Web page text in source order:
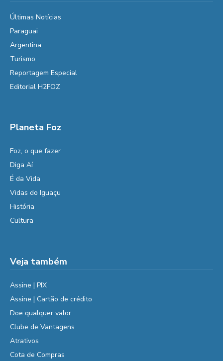
Últimas Notícias
Paraguai
Argentina
Turismo
Reportagem Especial
Editorial H2FOZ
Planeta Foz
Foz, o que fazer
Diga Aí
É da Vida
Vidas do Iguaçu
História
Cultura
Veja também
Assine | PIX
Assine | Cartão de crédito
Doe qualquer valor
Clube de Vantagens
Atrativos
Cota de Compras